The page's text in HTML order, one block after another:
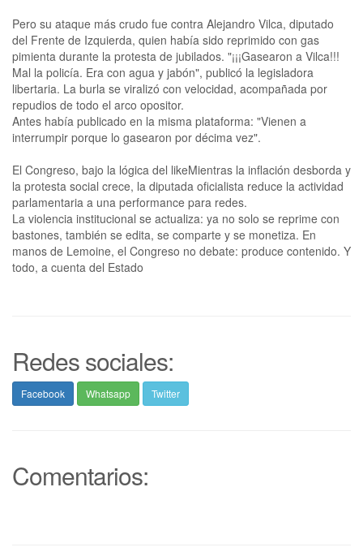
Pero su ataque más crudo fue contra Alejandro Vilca, diputado
del Frente de Izquierda, quien había sido reprimido con gas
pimienta durante la protesta de jubilados. "¡¡¡Gasearon a Vilca!!!
Mal la policía. Era con agua y jabón", publicó la legisladora
libertaria. La burla se viralizó con velocidad, acompañada por
repudios de todo el arco opositor.
Antes había publicado en la misma plataforma: "Vienen a
interrumpir porque lo gasearon por décima vez".
El Congreso, bajo la lógica del likeMientras la inflación desborda y
la protesta social crece, la diputada oficialista reduce la actividad
parlamentaria a una performance para redes.
La violencia institucional se actualiza: ya no solo se reprime con
bastones, también se edita, se comparte y se monetiza. En
manos de Lemoine, el Congreso no debate: produce contenido. Y
todo, a cuenta del Estado
Redes sociales:
Facebook Whatsapp Twitter
Comentarios: